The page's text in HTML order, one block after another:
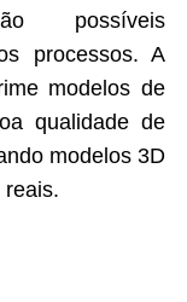
possíveis
processos. A
modelos de
qualidade de
modelos 3D
reais.